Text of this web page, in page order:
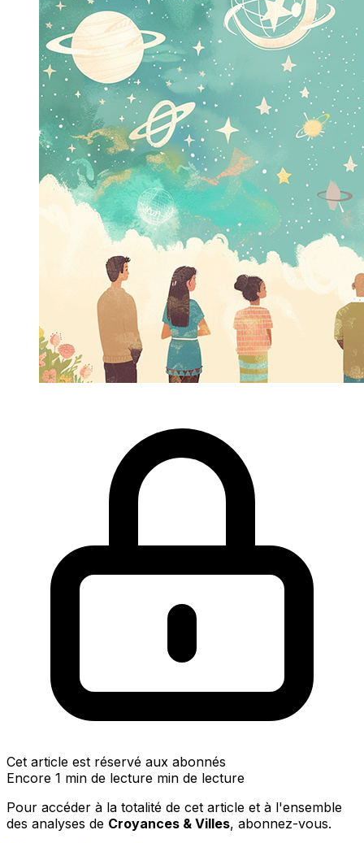
Cet article est réservé aux abonnés
Encore 1 min de lecture min de lecture
Pour accéder à la totalité de cet article et à l'ensemble
des analyses de Croyances & Villes, abonnez-vous.